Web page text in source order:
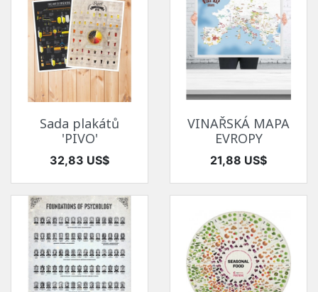
Sada plakátů
'PIVO'
Cena
32,83 US$
VINAŘSKÁ MAPA
EVROPY
Cena
21,88 US$